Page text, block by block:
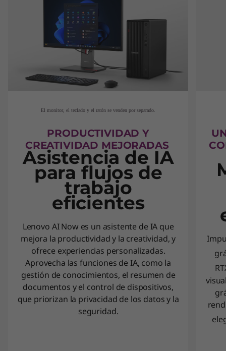
El monitor, el teclado y el ratón se venden por separado.
PRODUCTIVIDAD Y
CREATIVIDAD MEJORADAS
Asistencia de IA
para flujos de
trabajo
eficientes
Lenovo AI Now es un asistente de IA que
mejora la productividad y la creatividad, y
ofrece experiencias personalizadas.
Aprovecha las funciones de IA, como la
gestión de conocimientos, el resumen de
documentos y el control de dispositivos,
que priorizan la privacidad de los datos y la
seguridad.